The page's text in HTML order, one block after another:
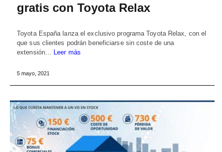
gratis con Toyota Relax
Toyota España lanza el exclusivo programa Toyota Relax, con el
que sus clientes podrán beneficiarse sin coste de una
extensión…
Leer más
5 mayo, 2021